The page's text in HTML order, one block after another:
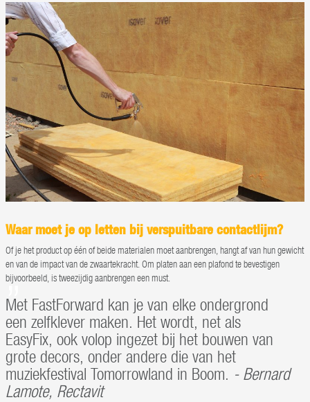
Waar moet je op letten bij verspuitbare contactlijm?
Of je het product op één of beide materialen moet aanbrengen, hangt af van hun gewicht
en van de impact van de zwaartekracht. Om platen aan een plafond te bevestigen
bijvoorbeeld, is tweezijdig aanbrengen een must.
Met FastForward kan je van elke ondergrond
een zelfklever maken. Het wordt, net als
EasyFix, ook volop ingezet bij het bouwen van
grote decors, onder andere die van het
muziekfestival Tomorrowland in Boom. - Bernard
Lamote, Rectavit